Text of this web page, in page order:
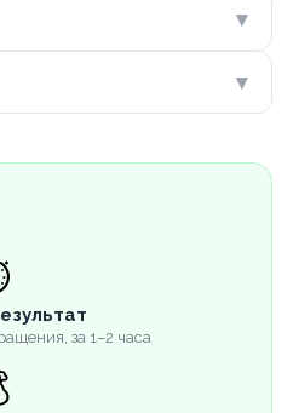
▾
▾
за 1–2 часа